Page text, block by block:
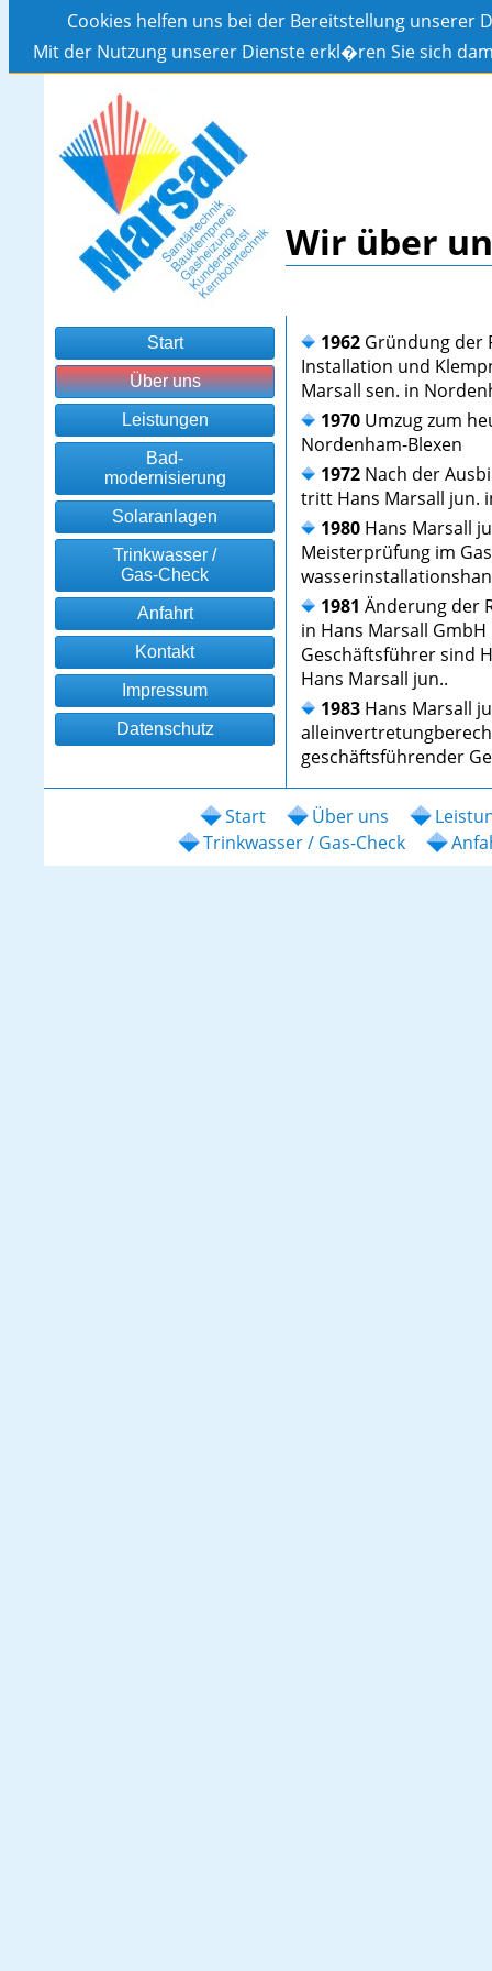
Cookies helfen uns bei der Bereitstellung unserer
Mit der Nutzung unserer Dienste erkl�ren Sie sich
Wir über
Start
Über uns
Leistungen
Bad-
modernisierung
Solaranlagen
Trinkwasser /
Gas-Check
Anfahrt
Kontakt
Impressum
Datenschutz
1962 Gründung der
Installation und
Marsall sen. in
1970 Umzug zum
Nordenham-Blexen
1972 Nach der
tritt Hans Marsall jun.
1980 Hans Marsall
Meisterprüfung im
1981 Änderung der
in Hans Marsall
Geschäftsführer sind
Hans Marsall jun..
1983 Hans Marsall
geschäftsführender
Start Über uns
Trinkwasser / Gas-Check